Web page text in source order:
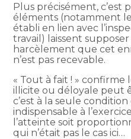
Plus précisément, c’est
éléments (notamment
établi en lien avec
travail) laissent supposer
harcèlement que cet
n’est pas recevable.
« Tout à fait ! »
illicite ou déloyale peut
c’est à la seule
indispensable à
l’atteinte soit
qui n’était pas le cas ici…